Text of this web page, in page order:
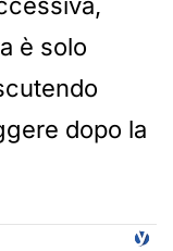
è solo
dopo la